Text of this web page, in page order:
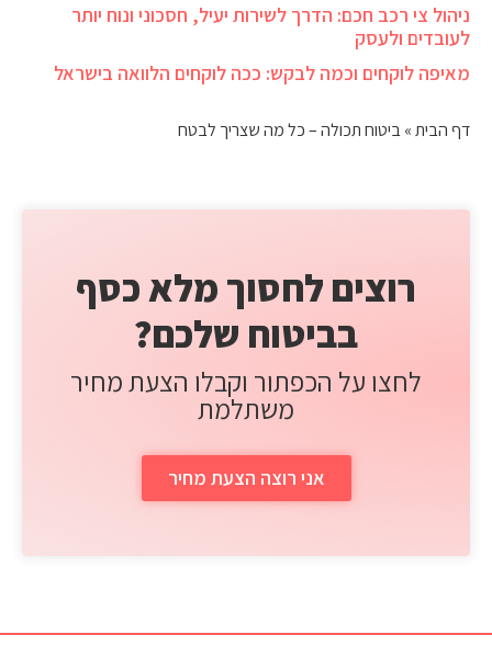
ניהול צי רכב חכם: הדרך לשירות יעיל, חסכוני ונוח יותר
לעובדים ולעסק
מאיפה לוקחים וכמה לבקש: ככה לוקחים הלוואה בישראל
דף הבית»ביטוח תכולה – כל מה שצריך לבטח
רוצים לחסוך מלא כסף
בביטוח שלכם?
לחצו על הכפתור וקבלו הצעת מחיר
משתלמת
אני רוצה הצעת מחיר